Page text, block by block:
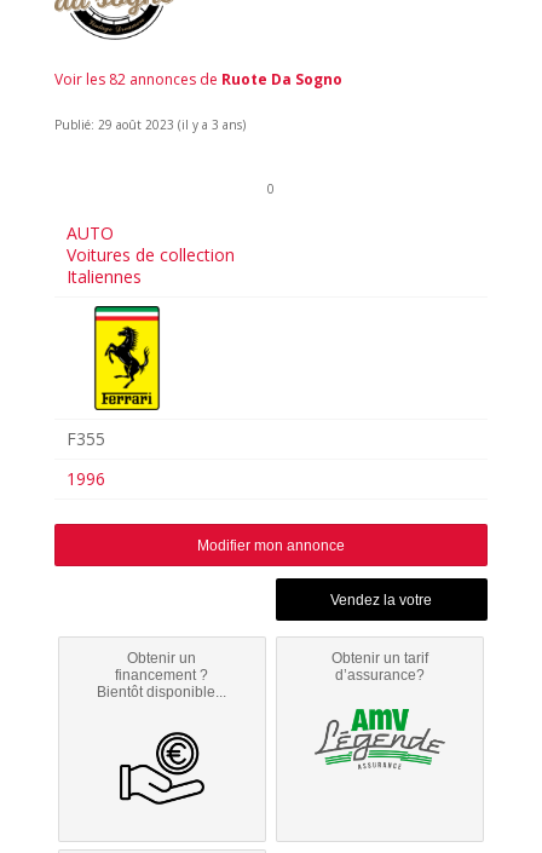
Voir les 82 annonces de Ruote Da Sogno
Publié: 29 août 2023 (il y a 3 ans)
0
AUTO
Voitures de collection
Italiennes
F355
1996
Modifier mon annonce
Obtenir un
financement ?
Bientôt disponible...
Obtenir un tarif
d’assurance?